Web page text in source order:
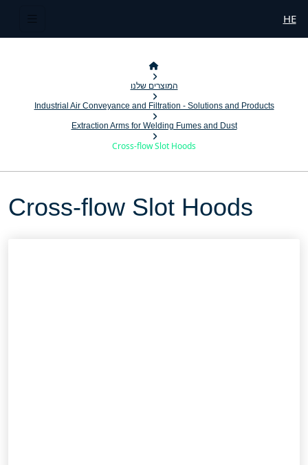
HE
המוצרים שלנו
Industrial Air Conveyance and Filtration - Solutions and Products
Extraction Arms for Welding Fumes and Dust
Cross-flow Slot Hoods
Cross-flow Slot Hoods